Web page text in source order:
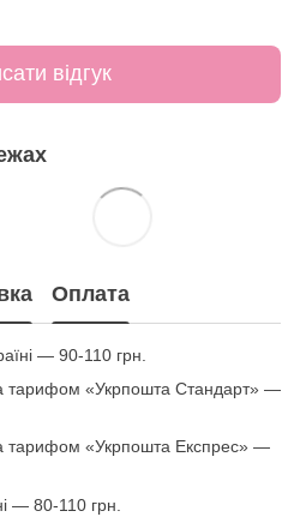
відгук
Оплата
— 90-110 грн.
тарифом «Укрпошта Стандарт» —
тарифом «Укрпошта Експрес» —
— 80-110 грн.